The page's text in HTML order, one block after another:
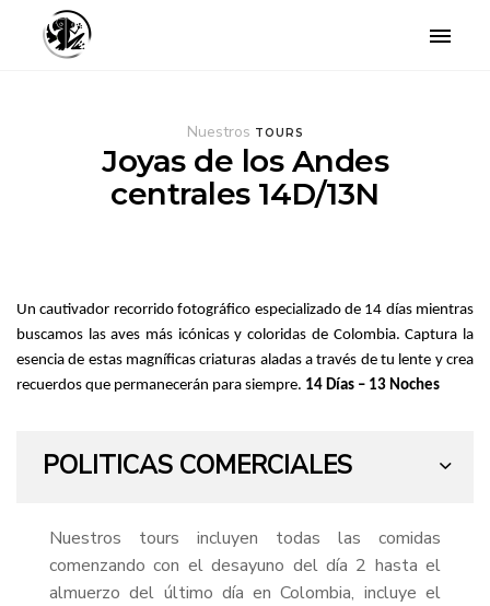
Toggle
Nuestros TOURS
Joyas de los Andes
centrales 14D/13N
Un cautivador recorrido fotográfico especializado de 14 días mientras
buscamos las aves más icónicas y coloridas de Colombia. Captura la
esencia de estas magníficas criaturas aladas a través de tu lente y crea
recuerdos que permanecerán para siempre. 14 Días – 13 Noches
POLITICAS COMERCIALES
Nuestros tours incluyen todas las comidas
comenzando con el desayuno del día 2 hasta el
almuerzo del último día en Colombia, incluye el